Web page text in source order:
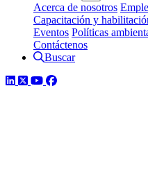
Acerca de nosotros
Capacitación y
Eventos Políticas
Contáctenos
Buscar
LinkedIn
TwitterYouTube
Facebook